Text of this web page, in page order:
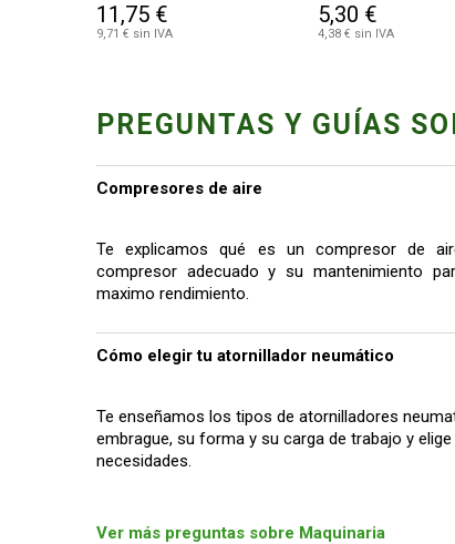
11,75 €
9,71 € sin IVA
5,30 €
4,38 € sin IVA
PREGUNTAS Y GUÍAS
Compresores de aire
Te explicamos qué es un compresor de
compresor adecuado y su mantenimiento
maximo rendimiento.
Cómo elegir tu atornillador neumático
Te enseñamos los tipos de atornilladores
embrague, su forma y su carga de trabajo y
necesidades.
Ver más preguntas sobre Maquinaria